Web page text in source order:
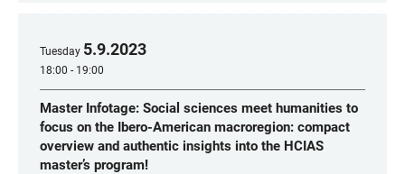
Tuesday 5.9.2023
18:00 - 19:00
Master Infotage: Social sciences meet humanities to
focus on the Ibero-American macroregion: compact
overview and authentic insights into the HCIAS
master’s program!